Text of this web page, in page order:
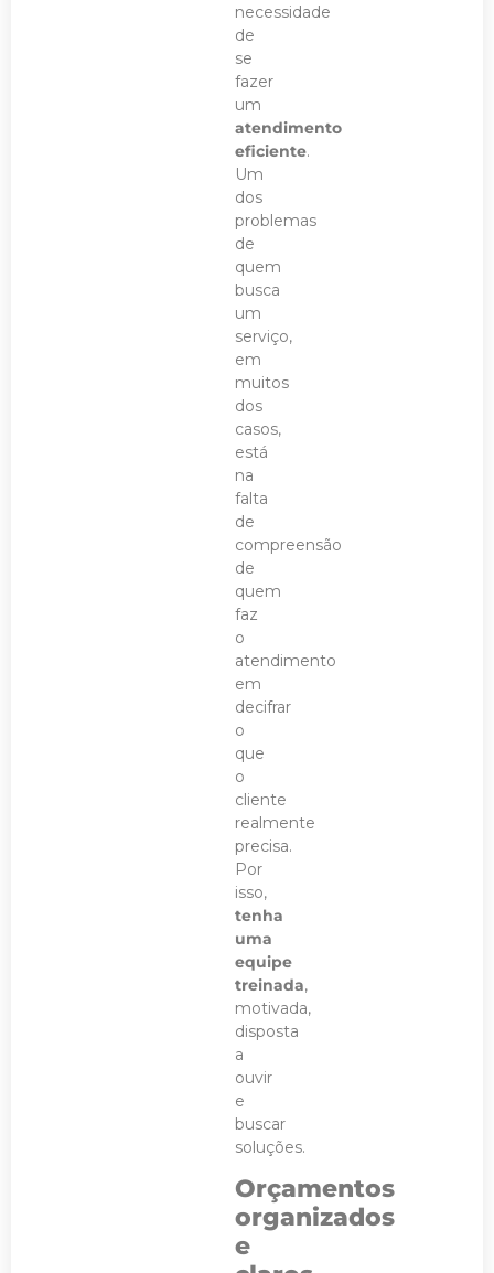
necessidade
de
se
fazer
um
atendimento
eficiente.
Um
dos
problemas
de
quem
busca
um
serviço,
em
muitos
dos
casos,
está
na
falta
de
compreensão
de
quem
faz
o
atendimento
em
decifrar
o
que
o
cliente
realmente
precisa.
Por
isso,
tenha
uma
equipe
treinada,
motivada,
disposta
a
ouvir
e
buscar
soluções.
Orçamentos
organizados
e